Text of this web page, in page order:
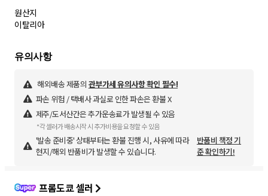
원산지
이탈리아
유의사항
해외배송 제품의 관부가세 유의사항 확인 필수!
파손 위험 / 택배사 과실로 인한 파손은 환불 X
제주/도서산간은 추가운송료가 발생될 수 있음
*각 셀러가 배송시작 시 추가비용을 요청할 수 있음
'발송 준비중' 상태부터는 환불 진행 시, 사유에 따라
현지/해외 반품비가 발생할 수 있습니다.
반품비 책정 기
준 확인하기!
프롬도쿄 셀러